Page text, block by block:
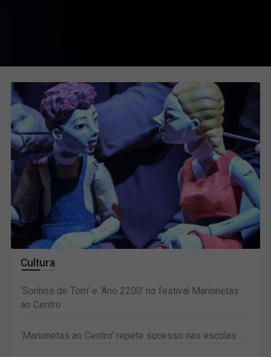
Cultura
‘Sonhos de Tom’ e ‘Ano 2200’ no festival Marionetas
ao Centro
‘Marionetas ao Centro’ repete sucesso nas escolas